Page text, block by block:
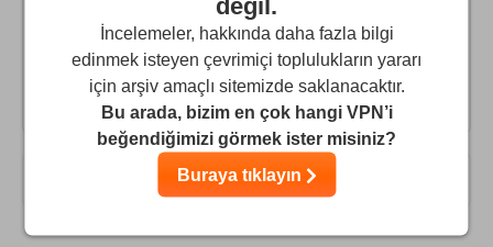
je ne sais même pas comment m'en débarrasser. Et 0
remboursement bien sûr. Pour la 1ère fois que je paye un
pare-feu et prends du français, écoeurée !
Kullanıcı Yorumları
değil.
İncelemeler, hakkında daha fazla bilgi
edinmek isteyen çevrimiçi toplulukların yararı
için arşiv amaçlı sitemizde saklanacaktır.
Bu arada, bizim en çok hangi VPN’i
beğendiğimizi görmek ister misiniz?
Buraya tıklayın